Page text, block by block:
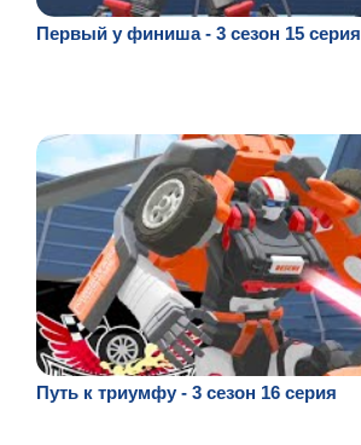
Первый у финиша - 3 сезон 15 серия
Путь к триумфу - 3 сезон 16 серия